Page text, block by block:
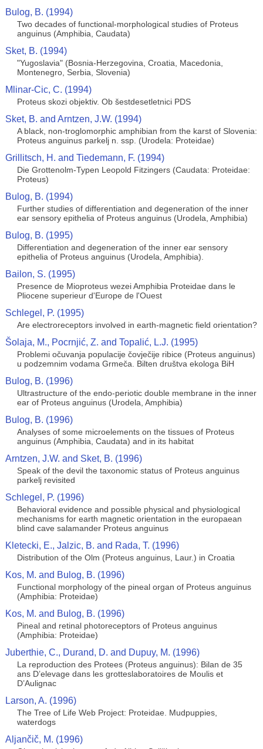
Bulog, B. (1994)
Two decades of functional-morphological studies of Proteus
anguinus (Amphibia, Caudata)
Sket, B. (1994)
"Yugoslavia" (Bosnia-Herzegovina, Croatia, Macedonia,
Montenegro, Serbia, Slovenia)
Mlinar-Cic, C. (1994)
Proteus skozi objektiv. Ob šestdesetletnici PDS
Sket, B. and Arntzen, J.W. (1994)
A black, non-troglomorphic amphibian from the karst of Slovenia:
Proteus anguinus parkelj n. ssp. (Urodela: Proteidae)
Grillitsch, H. and Tiedemann, F. (1994)
Die Grottenolm-Typen Leopold Fitzingers (Caudata: Proteidae:
Proteus)
Bulog, B. (1994)
Further studies of differentiation and degeneration of the inner
ear sensory epithelia of Proteus anguinus (Urodela, Amphibia)
Bulog, B. (1995)
Differentiation and degeneration of the inner ear sensory
epithelia of Proteus anguinus (Urodela, Amphibia).
Bailon, S. (1995)
Presence de Mioproteus wezei Amphibia Proteidae dans le
Pliocene superieur d'Europe de l'Ouest
Schlegel, P. (1995)
Are electroreceptors involved in earth-magnetic field orientation?
Šolaja, M., Pocrnjić, Z. and Topalić, L.J. (1995)
Problemi očuvanja populacije čovječije ribice (Proteus anguinus)
u podzemnim vodama Grmeča. Bilten društva ekologa BiH
Bulog, B. (1996)
Ultrastructure of the endo-periotic double membrane in the inner
ear of Proteus anguinus (Urodela, Amphibia)
Bulog, B. (1996)
Analyses of some microelements on the tissues of Proteus
anguinus (Amphibia, Caudata) and in its habitat
Arntzen, J.W. and Sket, B. (1996)
Speak of the devil the taxonomic status of Proteus anguinus
parkelj revisited
Schlegel, P. (1996)
Behavioral evidence and possible physical and physiological
mechanisms for earth magnetic orientation in the europaean
blind cave salamander Proteus anguinus
Kletecki, E., Jalzic, B. and Rada, T. (1996)
Distribution of the Olm (Proteus anguinus, Laur.) in Croatia
Kos, M. and Bulog, B. (1996)
Functional morphology of the pineal organ of Proteus anguinus
(Amphibia: Proteidae)
Kos, M. and Bulog, B. (1996)
Pineal and retinal photoreceptors of Proteus anguinus
(Amphibia: Proteidae)
Juberthie, C., Durand, D. and Dupuy, M. (1996)
La reproduction des Protees (Proteus anguinus): Bilan de 35
ans D’elevage dans les grotteslaboratoires de Moulis et
D’Aulignac
Larson, A. (1996)
The Tree of Life Web Project: Proteidae. Mudpuppies,
waterdogs
Aljančič, M. (1996)